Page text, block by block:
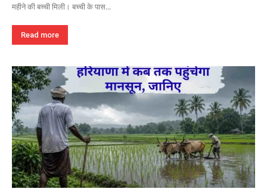
महीने की बच्ची मिली। बच्ची के पास...
Read more